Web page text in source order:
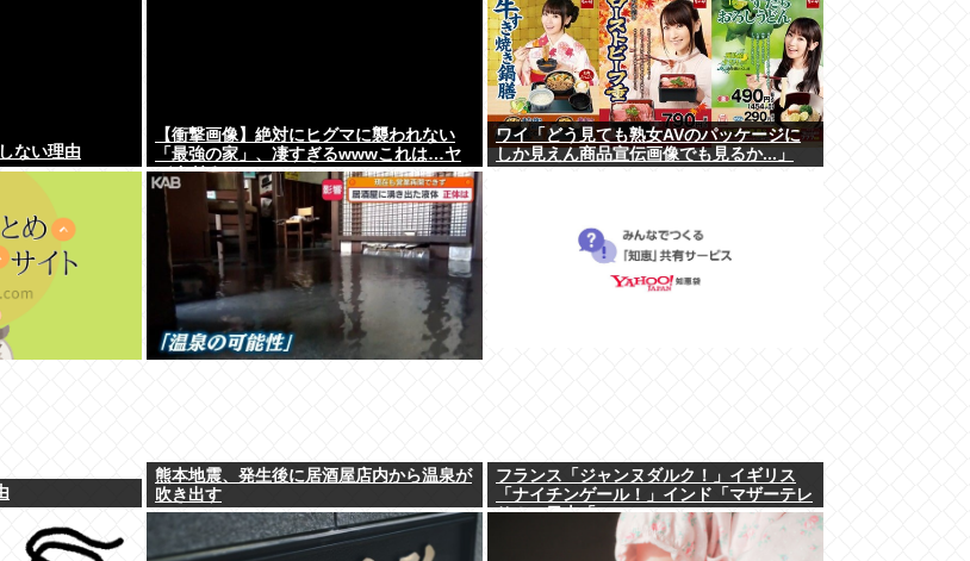
ない理由
【衝撃画像】絶対にヒグマに襲われない
「最強の家」、凄すぎるwwwこれは…ヤ
バすぎる…
ワイ「どう見ても熟女AVのパッケージに
しか見えん商品宣伝画像でも見るか...」
熊本地震、発生後に居酒屋店内から温泉が
吹き出す
フランス「ジャンヌダルク！」イギリス
「ナイチンゲール！」インド「マザーテレ
サ！」日本「…」